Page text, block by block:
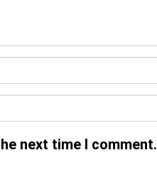
next time I comment.